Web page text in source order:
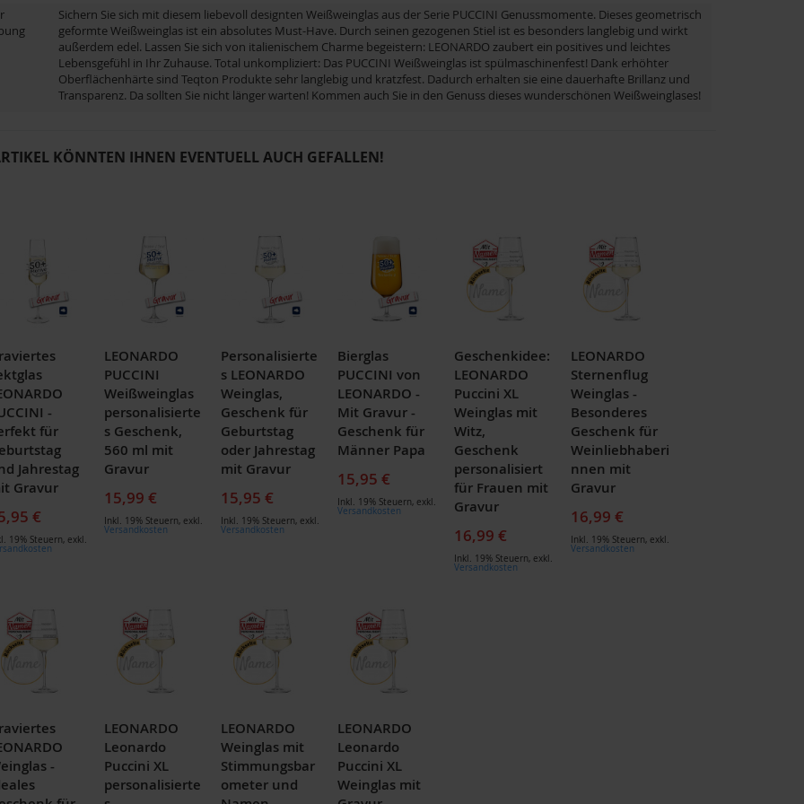
Sichern Sie sich mit diesem liebevoll designten Weißweinglas aus der Serie PUCCINI Genussmomente. Dieses geometrisch
geformte Weißweinglas ist ein absolutes Must-Have. Durch seinen gezogenen Stiel ist es besonders langlebig und wirkt
außerdem edel. Lassen Sie sich von italienischem Charme begeistern: LEONARDO zaubert ein positives und leichtes
Lebensgefühl in Ihr Zuhause. Total unkompliziert: Das PUCCINI Weißweinglas ist spülmaschinenfest! Dank erhöhter
Oberflächenhärte sind Teqton Produkte sehr langlebig und kratzfest. Dadurch erhalten sie eine dauerhafte Brillanz und
Transparenz. Da sollten Sie nicht länger warten! Kommen auch Sie in den Genuss dieses wunderschönen Weißweinglases!
KÖNNTEN IHNEN EVENTUELL AUCH GEFALLEN!
-
für
Jahrestag
Gravur
€
19% Steuern, exkl.
LEONARDO
PUCCINI
Weißweinglas
personalisierte
s Geschenk,
560 ml mit
Gravur
15,99 €
Inkl. 19% Steuern, exkl.
Versandkosten
Personalisierte
s LEONARDO
Weinglas,
Geschenk für
Geburtstag
oder Jahrestag
mit Gravur
15,95 €
Inkl. 19% Steuern, exkl.
Versandkosten
Bierglas
PUCCINI von
LEONARDO -
Mit Gravur -
Geschenk für
Männer Papa
15,95 €
Inkl. 19% Steuern, exkl.
Versandkosten
Geschenkidee:
LEONARDO
Puccini XL
Weinglas mit
Witz,
Geschenk
personalisiert
für Frauen mit
Gravur
16,99 €
Inkl. 19% Steuern, exkl.
Versandkosten
LEONARDO
Sternenflug
Weinglas -
Besonderes
Geschenk für
Weinliebhaberi
nnen mit
Gravur
16,99 €
Inkl. 19% Steuern, exkl.
Versandkosten
-
LEONARDO
Leonardo
Puccini XL
personalisierte
LEONARDO
Weinglas mit
Stimmungsbar
ometer und
LEONARDO
Leonardo
Puccini XL
Weinglas mit